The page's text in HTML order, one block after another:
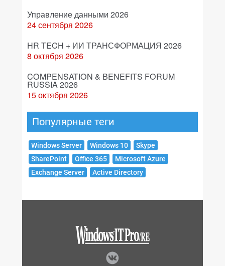
Управление данными 2026
24 сентября 2026
HR TECH + ИИ ТРАНСФОРМАЦИЯ 2026
8 октября 2026
COMPENSATION & BENEFITS FORUM
RUSSIA 2026
15 октября 2026
Популярные теги
Windows Server Windows 10
Skype
SharePoint
Office 365
Microsoft Azure
Exchange Server
Active Directory